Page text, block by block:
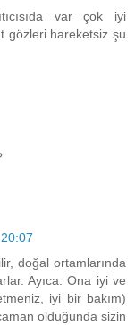
var çok iyi
gözleri hareketsiz şu
doğal ortamlarında
Ayıca: Ona iyi ve
iyi bir bakım)
olduğunda sizin